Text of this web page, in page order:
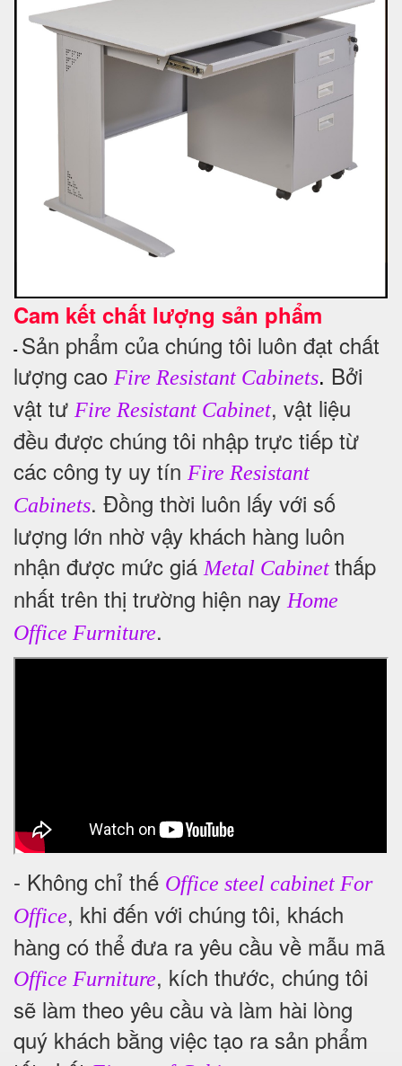
Cam kết chất lượng sản phẩm
- Sản phẩm của chúng tôi luôn đạt chất
lượng cao Fire Resistant Cabinets. Bởi
vật tư Fire Resistant Cabinet, vật liệu
đều được chúng tôi nhập trực tiếp từ
các công ty uy tín Fire Resistant
Cabinets. Đồng thời luôn lấy với số
lượng lớn nhờ vậy khách hàng luôn
nhận được mức giá Metal Cabinet thấp
nhất trên thị trường hiện nay Home
Office Furniture.
- Không chỉ thế Office steel cabinet For
Office, khi đến với chúng tôi, khách
hàng có thể đưa ra yêu cầu về mẫu mã
Office Furniture, kích thước, chúng tôi
sẽ làm theo yêu cầu và làm hài lòng
quý khách bằng việc tạo ra sản phẩm